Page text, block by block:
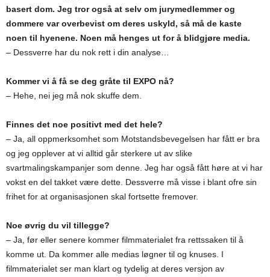
basert dom. Jeg tror også at selv om jurymedlemmer og
dommere var overbevist om deres uskyld, så må de kaste
noen til hyenene. Noen må henges ut for å blidgjøre media.
– Dessverre har du nok rett i din analyse…
Kommer vi å få se deg gråte til EXPO nå?
– Hehe, nei jeg må nok skuffe dem.
Finnes det noe positivt med det hele?
– Ja, all oppmerksomhet som Motstandsbevegelsen har fått er bra
og jeg opplever at vi alltid går sterkere ut av slike
svartmalingskampanjer som denne. Jeg har også fått høre at vi har
vokst en del takket være dette. Dessverre må visse i blant ofre sin
frihet for at organisasjonen skal fortsette fremover.
Noe øvrig du vil tillegge?
– Ja, før eller senere kommer filmmaterialet fra rettssaken til å
komme ut. Da kommer alle medias løgner til og knuses. I
filmmaterialet ser man klart og tydelig at deres versjon av